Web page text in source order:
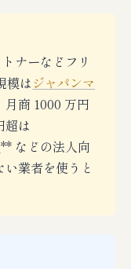
ナーなどフリ
模はジャパンマ
月商 1000 万円
超は
** などの法人向
業者を使うと